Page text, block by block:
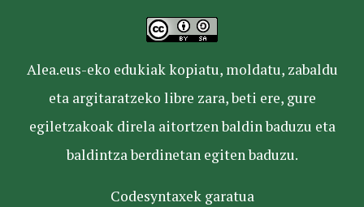
Alea.eus-eko edukiak kopiatu, moldatu, zabaldu
eta argitaratzeko libre zara, beti ere, gure
egiletzakoak direla aitortzen baldin baduzu eta
baldintza berdinetan egiten baduzu.
Codesyntaxek garatua